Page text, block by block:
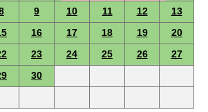
9 10 11 12
13
16 17 18 19
20
23 24 25 26
27
30